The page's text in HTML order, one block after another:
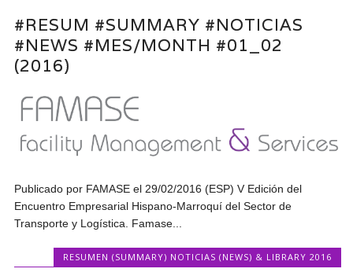
#RESUM #SUMMARY #NOTICIAS
#NEWS #MES/MONTH #01_02
(2016)
Publicado por FAMASE el 29/02/2016 (ESP) V Edición del
Encuentro Empresarial Hispano-Marroquí del Sector de
Transporte y Logística. Famase...
RESUMEN (SUMMARY) NOTICIAS (NEWS) & LIBRARY 2016